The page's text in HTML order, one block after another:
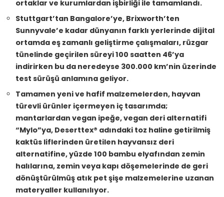
ortaklar ve kurumlardan işbirliği ile tamamlandı.
Stuttgart’tan Bangalore’ye, Brixworth’ten
Sunnyvale’e kadar dünyanın farklı yerlerinde dijital
ortamda eş zamanlı geliştirme çalışmaları, rüzgar
tünelinde geçirilen süreyi 100 saatten 46’ya
indirirken bu da neredeyse 300.000 km’nin üzerinde
test sürüşü anlamına geliyor.
Tamamen yeni ve hafif malzemelerden, hayvan
türevli ürünler içermeyen iç tasarımda;
mantarlardan vegan ipeğe, vegan deri alternatifi
“Mylo”ya, Deserttex® adındaki toz haline getirilmiş
kaktüs liflerinden üretilen hayvansız deri
alternatifine, yüzde 100 bambu elyafından zemin
halılarına, zemin veya kapı döşemelerinde de geri
dönüştürülmüş atık pet şişe malzemelerine uzanan
materyaller kullanılıyor.